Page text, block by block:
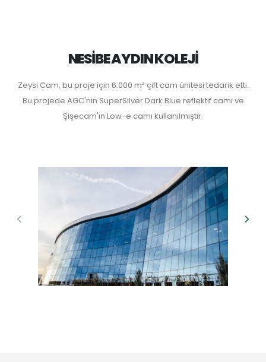
NESİBE AYDIN KOLEJİ
Zeysi Cam, bu proje için 6.000 m² çift cam ünitesi tedarik etti.
Bu projede AGC'nin SuperSilver Dark Blue reflektif camı ve
Şişecam'ın Low-e camı kullanılmıştır.